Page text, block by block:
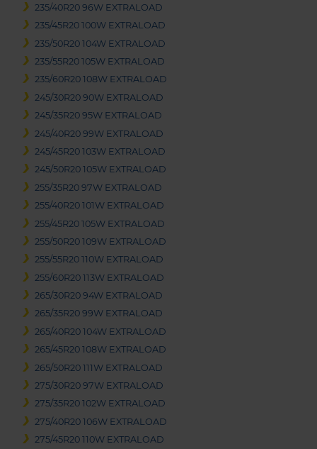
235/40R20 96W EXTRALOAD
235/45R20 100W EXTRALOAD
235/50R20 104W EXTRALOAD
235/55R20 105W EXTRALOAD
235/60R20 108W EXTRALOAD
245/30R20 90W EXTRALOAD
245/35R20 95W EXTRALOAD
245/40R20 99W EXTRALOAD
245/45R20 103W EXTRALOAD
245/50R20 105W EXTRALOAD
255/35R20 97W EXTRALOAD
255/40R20 101W EXTRALOAD
255/45R20 105W EXTRALOAD
255/50R20 109W EXTRALOAD
255/55R20 110W EXTRALOAD
255/60R20 113W EXTRALOAD
265/30R20 94W EXTRALOAD
265/35R20 99W EXTRALOAD
265/40R20 104W EXTRALOAD
265/45R20 108W EXTRALOAD
265/50R20 111W EXTRALOAD
275/30R20 97W EXTRALOAD
275/35R20 102W EXTRALOAD
275/40R20 106W EXTRALOAD
275/45R20 110W EXTRALOAD